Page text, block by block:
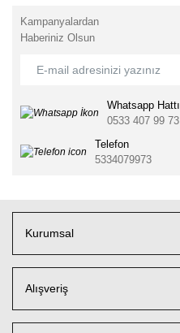
Kampanyalardan
Haberiniz Olsun
Whatsapp Hattı
0533 407 99 73
Telefon
5334079973
Kurumsal
Alışveriş